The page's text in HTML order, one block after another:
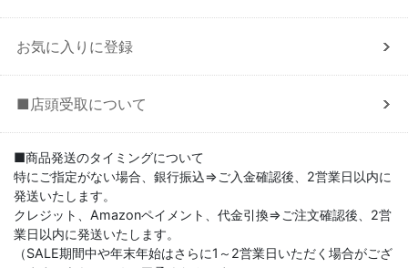
お気に入りに登録
■店頭受取について
■商品発送のタイミングについて
特にご指定がない場合、銀行振込⇒ご入金確認後、2営業日以内に
発送いたします。
クレジット、Amazonペイメント、代金引換⇒ご注文確認後、2営
業日以内に発送いたします。
（SALE期間中や年末年始はさらに1～2営業日いただく場合がござ